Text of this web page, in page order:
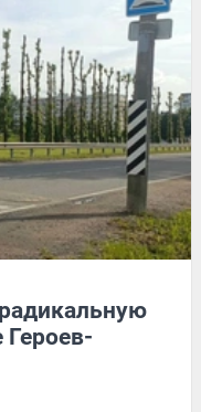
Героев-